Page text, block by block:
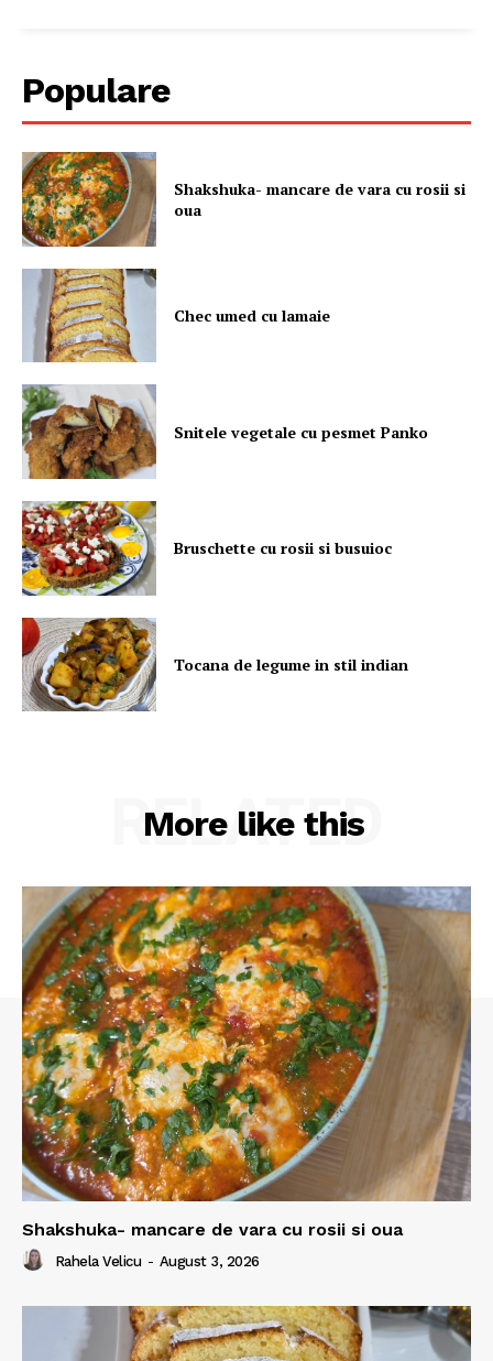
Populare
Shakshuka- mancare de vara cu rosii si
oua
Chec umed cu lamaie
Snitele vegetale cu pesmet Panko
Bruschette cu rosii si busuioc
Tocana de legume in stil indian
More like this
RELATED
Shakshuka- mancare de vara cu rosii si oua
Rahela Velicu - August 3, 2026